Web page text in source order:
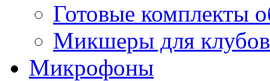
Готовые комплекты
Микшеры для клубов
Микрофоны